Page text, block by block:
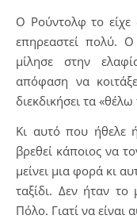
Ο Ρούντολφ το είχε
επηρεαστεί πολύ.
μίλησε στην
απόφαση να
διεκδικήσει τα «θέλω
Κι αυτό που ήθελε
βρεθεί κάποιος να
μείνει μια φορά κι
ταξίδι. Δεν ήταν
Πόλο. Γιατί να είναι